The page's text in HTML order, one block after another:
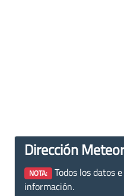
Dirección
NOTA: Todos los datos
información.